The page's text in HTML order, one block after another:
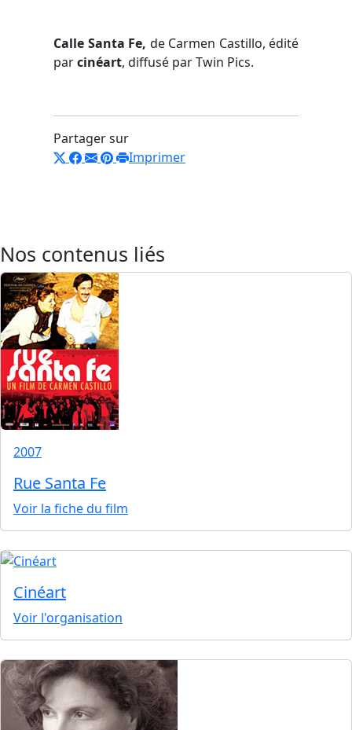
Calle Santa Fe, de Carmen Castillo, édité
parcinéart, diffusé par Twin Pics.
Partager sur
Imprimer
Nos contenus liés
2007
Rue Santa Fe
Voir la fiche du film
Cinéart
Voir l'organisation